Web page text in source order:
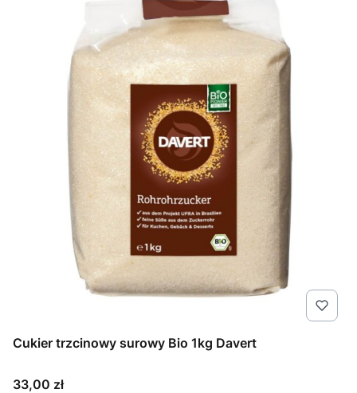
Cukier trzcinowy surowy Bio 1kg Davert
Cena
33,00 zł